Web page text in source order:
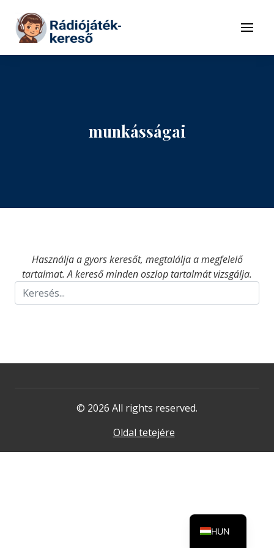
Tovább a tartalomhoz
Menü
munkásságai
Használja a gyors keresőt, megtalálja a megfelelő
tartalmat. A kereső minden oszlop tartalmát vizsgálja.
© 2026 All rights reserved.
Oldal tetejére
HUN